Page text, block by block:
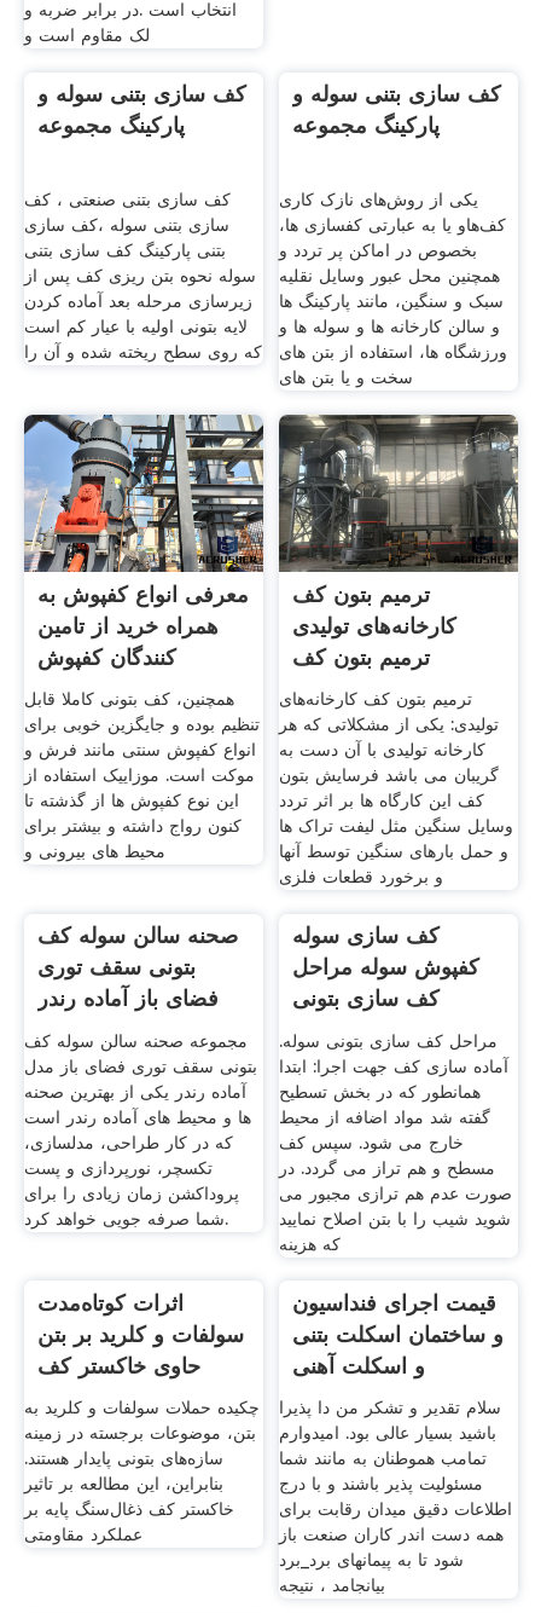
انتخاب است .در برابر ضربه و
لک مقاوم است و
کف سازی بتنی سوله و
پارکینگ مجموعه
کف سازی بتنی صنعتی ، کف
سوله نحوه بتن ریزی کف پس از
زیرسازی مرحله بعد آماده کردن
لایه بتونی اولیه با عیار کم است
که روی سطح ریخته شده و آن را
کف سازی بتنی سوله و
پارکینگ مجموعه
یکی از روش‌های نازک کاری
کف‌هاو یا به عبارتی کفسازی ها،
بخصوص در اماکن پر تردد و
همچنین محل عبور وسایل نقلیه
سبک و سنگین، مانند پارکینگ ها
و سالن کارخانه ها و سوله ها و
ورزشگاه ها، استفاده از بتن های
سخت و یا بتن های
معرفی انواع کفپوش به
همراه خرید از تامین
کنندگان کفپوش
همچنین، کف بتونی کاملا قابل
تنظیم بوده و جایگزین خوبی برای
این نوع کفپوش ها از گذشته تا
کنون رواج داشته و بیشتر برای
محیط های بیرونی و
ترمیم بتون کف
کارخانه‌های تولیدی
ترمیم بتون کف
فرسایش
ترمیم بتون کف کارخانه‌های
تولیدی: یکی از مشکلاتی که هر
کارخانه تولیدی با آن دست به
کف این کارگاه ها بر اثر تردد
وسایل سنگین مثل لیفت تراک ها
و حمل بارهای سنگین توسط آنها
و برخورد قطعات فلزی
صحنه سالن سوله کف
بتونی سقف توری
فضای باز آماده رندر
مجموعه صحنه سالن سوله کف
بتونی سقف توری فضای باز مدل
آماده رندر یکی از بهترین صحنه
تکسچر، نورپردازی و پست
پروداکشن زمان زیادی را برای
شما صرفه جویی خواهد کرد.
کف سازی سوله
کفپوش سوله مراحل
کف سازی بتونی
مراحل کف سازی بتونی سوله.
آماده سازی کف جهت اجرا: ابتدا
همانطور که در بخش تسطیح
گفته شد مواد اضافه از محیط
مسطح و هم تراز می گردد. در
صورت عدم هم ترازی مجبور می
شوید شیب را با بتن اصلاح نمایید
که هزینه
اثرات کوتاه‌مدت
سولفات و کلرید بر بتن
حاوی خاکستر کف
چکیده حملات سولفات و کلرید به
قیمت اجرای فنداسیون
و ساختمان اسکلت بتنی
و اسکلت آهنی
سلام تقدیر و تشکر من دا پذیرا
باشید بسیار عالی بود. امیدوارم
تمامب هموطنان به مانند شما